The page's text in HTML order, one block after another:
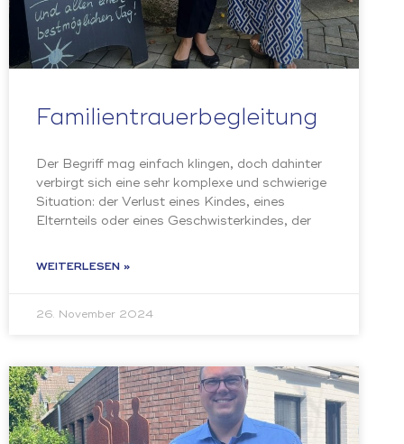
Familientrauerbegleitung
Der Begriff mag einfach klingen, doch dahinter
verbirgt sich eine sehr komplexe und schwierige
Situation: der Verlust eines Kindes, eines
Elternteils oder eines Geschwisterkindes, der
WEITERLESEN »
26. November 2024